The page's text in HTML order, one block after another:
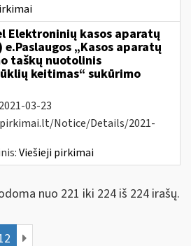
Elektroninių kasos aparatų
„Kasos aparatų
taškų nuotolinis
keitimas“ sukūrimo
2021-03-23
Notice/Details/2021-
Viešieji pirkimai
nuo 221 iki 224 iš 224 irašų.